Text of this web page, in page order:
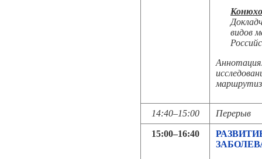
видов
14:40–15:00 Перерыв
15:00–16:40